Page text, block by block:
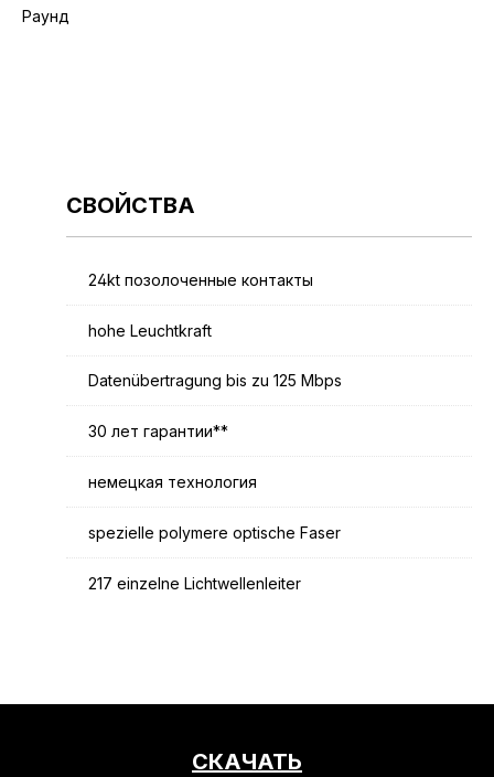
Раунд
СВОЙСТВА
24kt позолоченные контакты
hohe Leuchtkraft
Datenübertragung bis zu 125 Mbps
30 лет гарантии**
немецкая технология
spezielle polymere optische Faser
217 einzelne Lichtwellenleiter
СКАЧАТЬ